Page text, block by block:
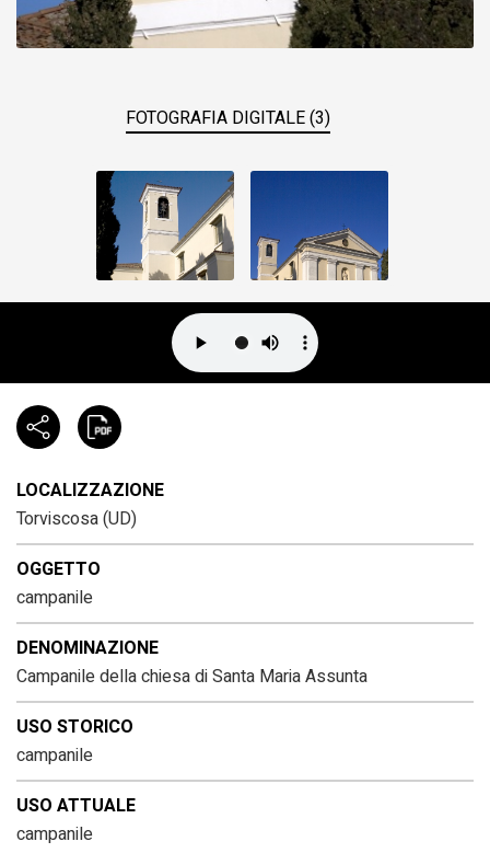
FOTOGRAFIA DIGITALE (3)
LOCALIZZAZIONE
Torviscosa (UD)
OGGETTO
campanile
DENOMINAZIONE
Campanile della chiesa di Santa Maria Assunta
USO STORICO
campanile
USO ATTUALE
campanile